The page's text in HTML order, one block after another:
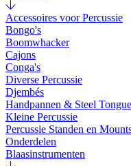
Accessoires voor Percussie
Bongo's
Boomwhacker
Cajons
Conga's
Diverse Percussie
Djembés
Handpannen & Steel
Kleine Percussie
Percussie Standen en
Onderdelen
Blaasinstrumenten